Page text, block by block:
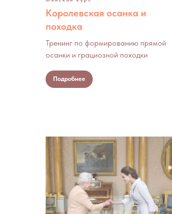
Королевская осанка и
походка
Тренинг по формированию прямой
осанки и грациозной походки
Подробнее